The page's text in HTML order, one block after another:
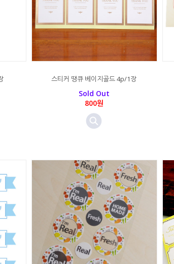
스티커 땡큐 베이지골드 4p/1장
Sold Out
800원